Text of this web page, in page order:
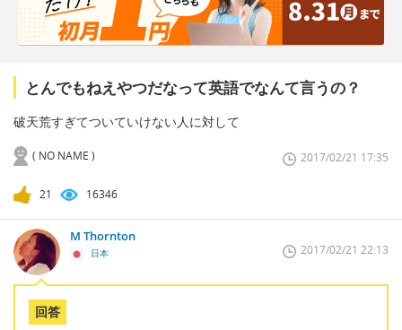
とんでもねえやつだなって英語でなんて言うの？
破天荒すぎてついていけない人に対して
( NO NAME ) 2017/02/21 17:35
21 16346
M Thornton
日本 2017/02/21 22:13
回答